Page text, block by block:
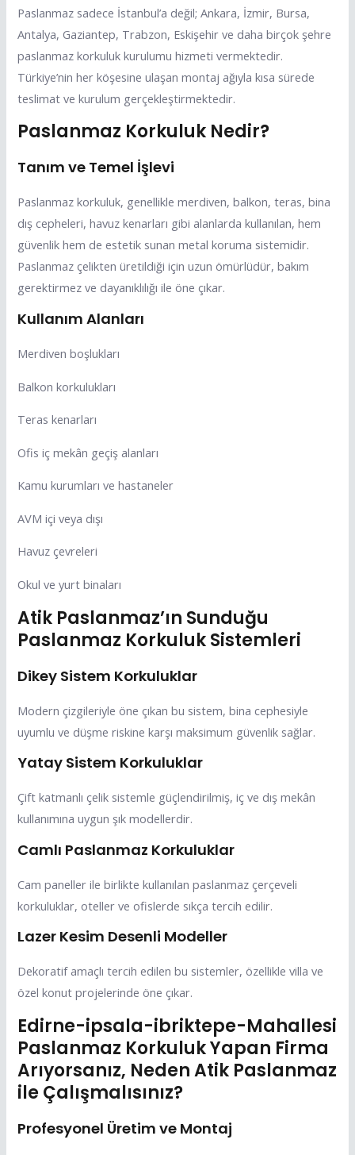
Paslanmaz sadece İstanbul’a değil; Ankara, İzmir, Bursa,
Antalya, Gaziantep, Trabzon, Eskişehir ve daha birçok şehre
paslanmaz korkuluk kurulumu hizmeti vermektedir.
Türkiye’nin her köşesine ulaşan montaj ağıyla kısa sürede
teslimat ve kurulum gerçekleştirmektedir.
Paslanmaz Korkuluk Nedir?
Tanım ve Temel İşlevi
Paslanmaz korkuluk, genellikle merdiven, balkon, teras, bina
dış cepheleri, havuz kenarları gibi alanlarda kullanılan, hem
güvenlik hem de estetik sunan metal koruma sistemidir.
Paslanmaz çelikten üretildiği için uzun ömürlüdür, bakım
gerektirmez ve dayanıklılığı ile öne çıkar.
Kullanım Alanları
Merdiven boşlukları
Balkon korkulukları
Teras kenarları
Ofis iç mekân geçiş alanları
Kamu kurumları ve hastaneler
AVM içi veya dışı
Havuz çevreleri
Okul ve yurt binaları
Atik Paslanmaz’ın Sunduğu
Paslanmaz Korkuluk Sistemleri
Dikey Sistem Korkuluklar
Modern çizgileriyle öne çıkan bu sistem, bina cephesiyle
uyumlu ve düşme riskine karşı maksimum güvenlik sağlar.
Yatay Sistem Korkuluklar
Çift katmanlı çelik sistemle güçlendirilmiş, iç ve dış mekân
kullanımına uygun şık modellerdir.
Camlı Paslanmaz Korkuluklar
Cam paneller ile birlikte kullanılan paslanmaz çerçeveli
korkuluklar, oteller ve ofislerde sıkça tercih edilir.
Lazer Kesim Desenli Modeller
Dekoratif amaçlı tercih edilen bu sistemler, özellikle villa ve
özel konut projelerinde öne çıkar.
Edirne-ipsala-ibriktepe-Mahallesi
Paslanmaz Korkuluk Yapan Firma
Arıyorsanız, Neden Atik Paslanmaz
ile Çalışmalısınız?
Profesyonel Üretim ve Montaj